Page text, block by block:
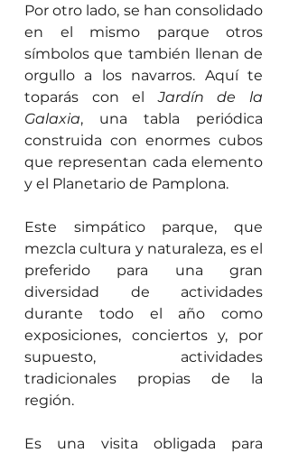
Por otro lado, se han consolidado
en el mismo parque otros
símbolos que también llenan de
orgullo a los navarros. Aquí te
toparás con el Jardín de la
Galaxia, una tabla periódica
construida con enormes cubos
que representan cada elemento
y el Planetario de Pamplona.
Este simpático parque, que
mezcla cultura y naturaleza, es el
preferido para una gran
diversidad de actividades
durante todo el año como
exposiciones, conciertos y, por
supuesto, actividades
tradicionales propias de la
región.
Es una visita obligada para